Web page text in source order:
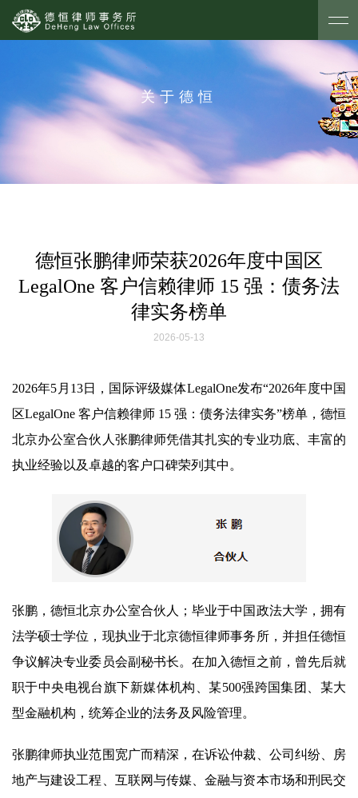
关于德恒
德恒张鹏律师荣获2026年度中国区
LegalOne 客户信赖律师 15 强：债务法
律实务榜单
2026-05-13
2026年5月13日，国际评级媒体LegalOne发布“2026年度中国
区LegalOne 客户信赖律师 15 强：债务法律实务”榜单，德恒
北京办公室合伙人张鹏律师凭借其扎实的专业功底、丰富的
执业经验以及卓越的客户口碑荣列其中。
张鹏，德恒北京办公室合伙人；毕业于中国政法大学，拥有
法学硕士学位，现执业于北京德恒律师事务所，并担任德恒
争议解决专业委员会副秘书长。在加入德恒之前，曾先后就
职于中央电视台旗下新媒体机构、某500强跨国集团、某大
型金融机构，统筹企业的法务及风险管理。
张鹏律师执业范围宽广而精深，在诉讼仲裁、公司纠纷、房
地产与建设工程、互联网与传媒、金融与资本市场和刑民交